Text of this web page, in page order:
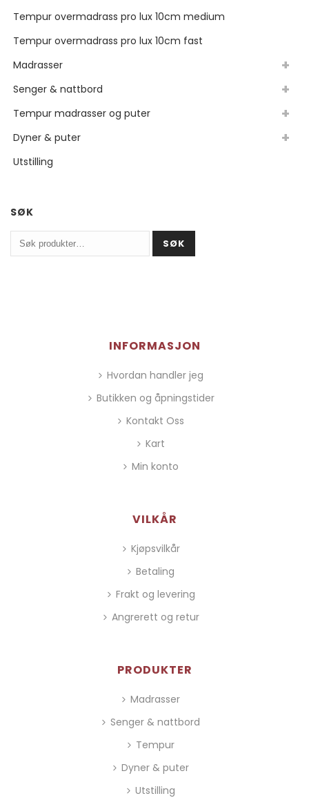
Tempur overmadrass pro lux 10cm medium
Tempur overmadrass pro lux 10cm fast
Madrasser
Senger & nattbord
Tempur madrasser og puter
Dyner & puter
Utstilling
SØK
Søk
etter:
SØK
INFORMASJON
Hvordan handler jeg
Butikken og åpningstider
Kontakt Oss
Kart
Min konto
VILKÅR
Kjøpsvilkår
Betaling
Frakt og levering
Angrerett og retur
PRODUKTER
Madrasser
Senger & nattbord
Tempur
Dyner & puter
Utstilling